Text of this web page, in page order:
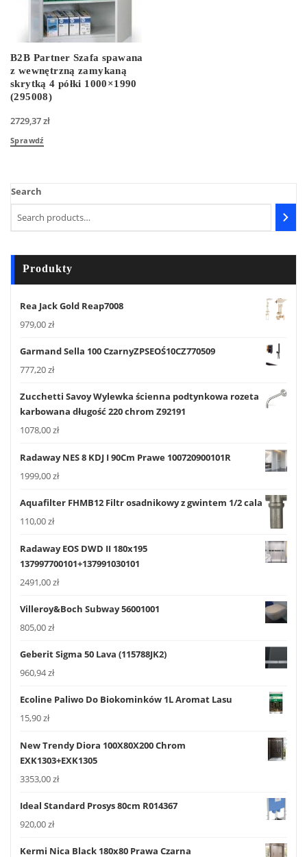
B2B Partner Szafa spawana
z wewnętrzną zamykaną
skrytką 4 półki 1000×1990
(295008)
2729,37zł
Sprawdź
Search
Produkty
Rea Jack Gold Reap7008
979,00zł
Garmand Sella 100 CzarnyZPSEOŚ10CZ770509
777,20zł
Zucchetti Savoy Wylewka ścienna podtynkowa rozeta
karbowana długość 220 chrom Z92191
1078,00zł
Radaway NES 8 KDJ I 90Cm Prawe 100720900101R
1999,00zł
Aquafilter FHMB12 Filtr osadnikowy z gwintem 1/2 cala
110,00zł
Radaway EOS DWD II 180x195
137997700101+137991030101
2491,00zł
Villeroy&Boch Subway 56001001
805,00zł
Geberit Sigma 50 Lava (115788JK2)
960,94zł
Ecoline Paliwo Do Biokominków 1L Aromat Lasu
15,90zł
New Trendy Diora 100X80X200 Chrom
EXK1303+EXK1305
3353,00zł
Ideal Standard Prosys 80cm R014367
920,00zł
Kermi Nica Black 180x80 Prawa Czarna